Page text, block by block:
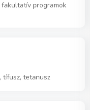
programok
tífusz, tetanusz